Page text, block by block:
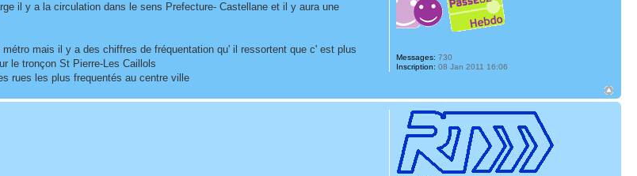
il y a la circulation dans le sens Prefecture- Castellane et il y aura une
mais il y a des chiffres de fréquentation qu' il ressortent que c' est plus
le tronçon St Pierre-Les Caillols
rues les plus frequentés au centre ville
Messages: 730
Inscription: 08 Jan 2011 16:06